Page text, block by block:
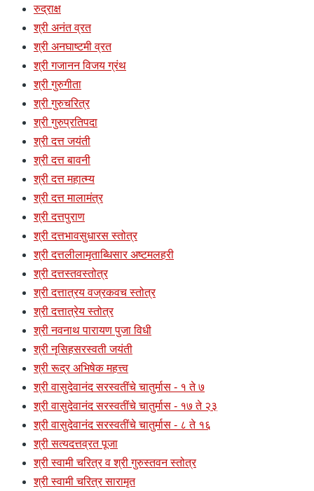
रुद्राक्ष
श्री अनंत व्रत
श्री अनघाष्टमी व्रत
श्री गजानन विजय ग्रंथ
श्री गुरुगीता
श्री गुरुचरित्र
श्री गुरुप्रतिपदा
श्री दत्त जयंती
श्री दत्त बावनी
श्री दत्त महात्म्य
श्री दत्त मालामंत्र
श्री दत्तपुराण
श्री दत्तभावसुधारस स्तोत्र
श्री दत्तलीलामृताब्धिसार अष्टमलहरी
श्री दत्तस्तवस्तोत्र
श्री दत्तात्रय वज्रकवच स्तोत्र
श्री दत्तात्रेय स्तोत्र
श्री नवनाथ पारायण पुजा विधी
श्री नृसिहसरस्वती जयंती
श्री रूद्र अभिषेक महत्त्व
श्री वासुदेवानंद सरस्वतींचे चातुर्मास - १ ते ७
श्री वासुदेवानंद सरस्वतींचे चातुर्मास - १७ ते २३
श्री वासुदेवानंद सरस्वतींचे चातुर्मास - ८ ते १६
श्री सत्यदत्तव्रत पूजा
श्री स्वामी चरित्र व श्री गुरुस्तवन स्तोत्र
श्री स्वामी चरित्र सारामृत